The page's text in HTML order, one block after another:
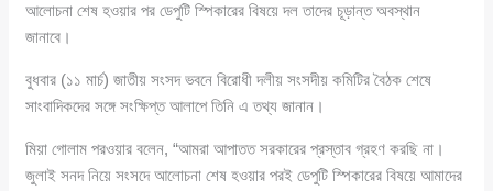
আলোচনা শেষ হওয়ার পর ডেপুটি স্পিকারের বিষয়ে দল তাদের চূড়ান্ত অবস্থান
জানাবে।
বুধবার (১১ মার্চ) জাতীয় সংসদ ভবনে বিরোধী দলীয় সংসদীয় কমিটির বৈঠক শেষে
সাংবাদিকদের সঙ্গে সংক্ষিপ্ত আলাপে তিনি এ তথ্য জানান।
মিয়া গোলাম পরওয়ার বলেন, “আমরা আপাতত সরকারের প্রস্তাব গ্রহণ করছি না।
জুলাই সনদ নিয়ে সংসদে আলোচনা শেষ হওয়ার পরই ডেপুটি স্পিকারের বিষয়ে আমাদের